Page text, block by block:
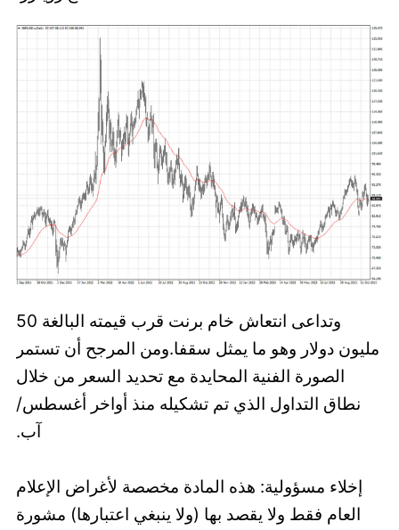
وتداعى انتعاش خام برنت قرب قيمته البالغة 50
مليون دولار وهو ما يمثل سقفا.ومن المرجح أن تستمر
الصورة الفنية المحايدة مع تحديد السعر من خلال
نطاق التداول الذي تم تشكيله منذ أواخر أغسطس/
آب.
إخلاء مسؤولية: هذه المادة مخصصة لأغراض الإعلام
العام فقط ولا يقصد بها (ولا ينبغي اعتبارها) مشورة